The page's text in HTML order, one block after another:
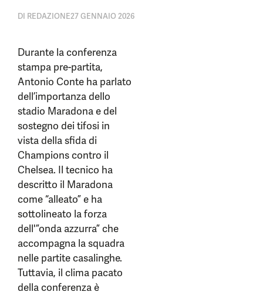
DI REDAZIONE27 GENNAIO 2026
Durante la conferenza
stampa pre-partita,
Antonio Conte ha parlato
dell’importanza dello
stadio Maradona e del
sostegno dei tifosi in
vista della sfida di
Champions contro il
Chelsea. Il tecnico ha
descritto il Maradona
come “alleato” e ha
sottolineato la forza
dell'”onda azzurra” che
accompagna la squadra
nelle partite casalinghe.
Tuttavia, il clima pacato
della conferenza è